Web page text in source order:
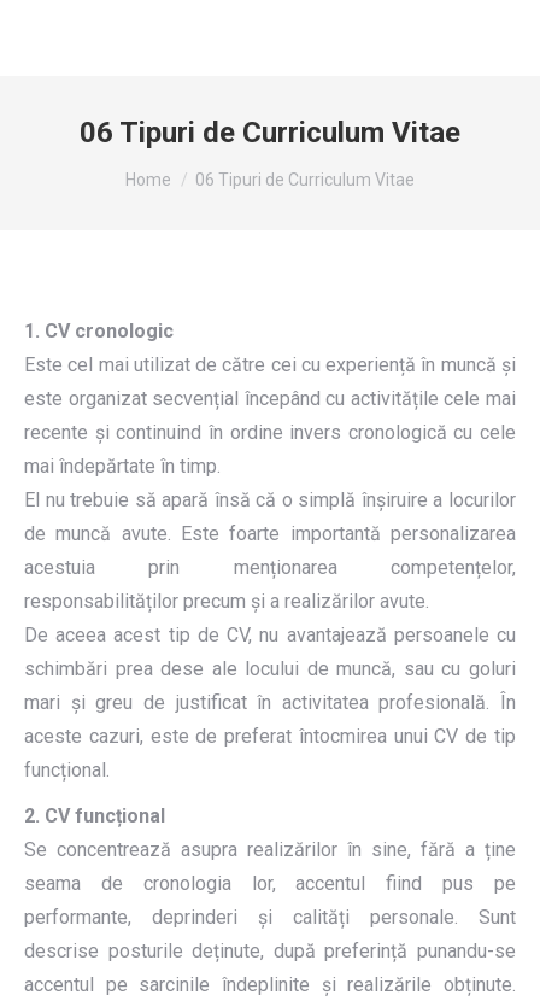
06 Tipuri de Curriculum Vitae
You are here:
Home 06 Tipuri de Curriculum Vitae
1. CV cronologic
Este cel mai utilizat de către cei cu experiență în muncă și
este organizat secvențial începând cu activitățile cele mai
recente și continuind în ordine invers cronologică cu cele
mai îndepărtate în timp.
El nu trebuie să apară însă că o simplă înșiruire a locurilor
de muncă avute. Este foarte importantă personalizarea
acestuia prin menționarea competențelor,
responsabilităților precum și a realizărilor avute.
De aceea acest tip de CV, nu avantajează persoanele cu
schimbări prea dese ale locului de muncă, sau cu goluri
mari și greu de justificat în activitatea profesională. În
aceste cazuri, este de preferat întocmirea unui CV de tip
funcțional.
2. CV funcțional
Se concentrează asupra realizărilor în sine, fără a ține
seama de cronologia lor, accentul fiind pus pe
performante, deprinderi și calități personale. Sunt
descrise posturile deținute, după preferință punandu-se
accentul pe sarcinile îndeplinite și realizările obținute.